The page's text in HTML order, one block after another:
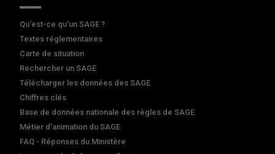
Qu'est-ce qu'un SAGE ?
Textes réglementaires
Carte de situation
Rechercher un SAGE
Télécharger les données des SAGE
Chiffres clés
Base de données nationale des règles de SAGE
Métier d'animation du SAGE
FAQ - Réponses du Ministère